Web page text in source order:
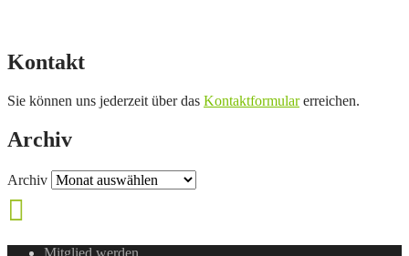
Kontakt
Sie können uns jederzeit über das Kontaktformularerreichen.
Archiv
Archiv